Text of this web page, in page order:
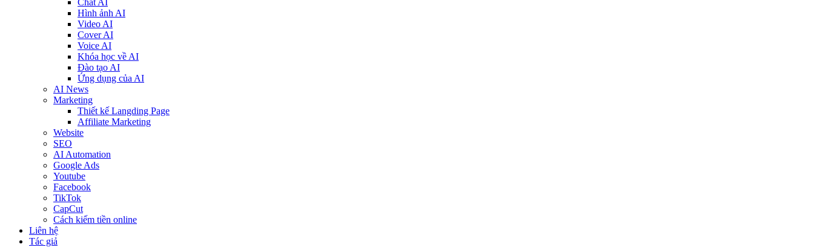
Chat AI
Hình ảnh AI
Video AI
Cover AI
Voice AI
Khóa học về AI
Đào tạo AI
Ứng dụng của AI
AI News
Marketing
Thiết kế Langding Page
Affiliate Marketing
Website
SEO
AI Automation
Google Ads
Youtube
Facebook
TikTok
CapCut
Cách kiếm tiền online
Liên hệ
Tác giả